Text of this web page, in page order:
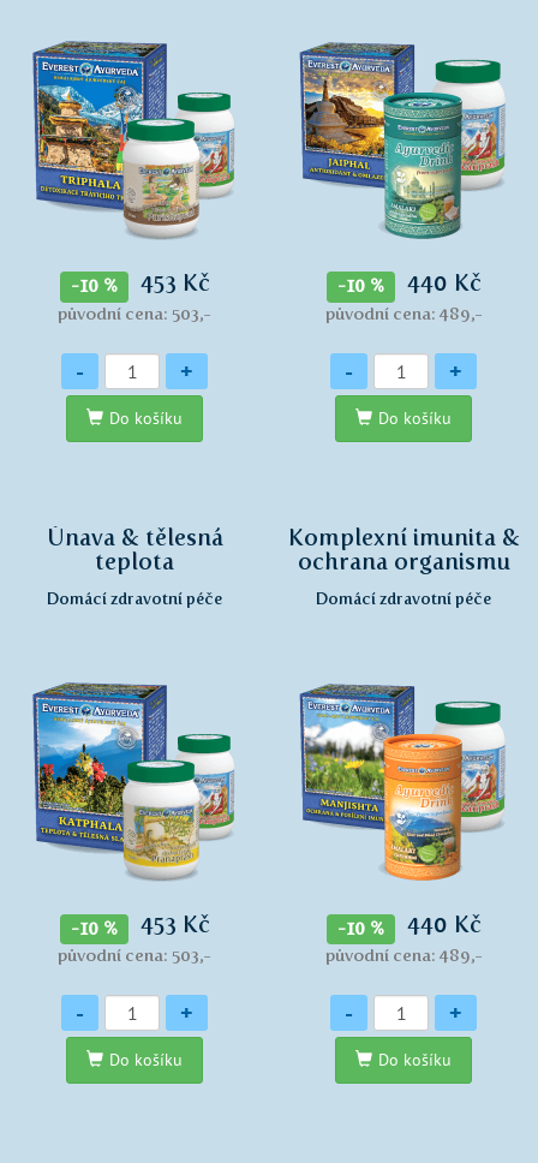
-10 % 453 Kč
původní cena: 503,-
Množství
- +
Do košíku
-10 % 440 Kč
původní cena: 489,-
Množství
- +
Do košíku
Únava & tělesná
teplota
Domácí zdravotní péče
-10 % 453 Kč
původní cena: 503,-
Množství
- +
Do košíku
Komplexní imunita &
ochrana organismu
Domácí zdravotní péče
-10 % 440 Kč
původní cena: 489,-
Množství
- +
Do košíku